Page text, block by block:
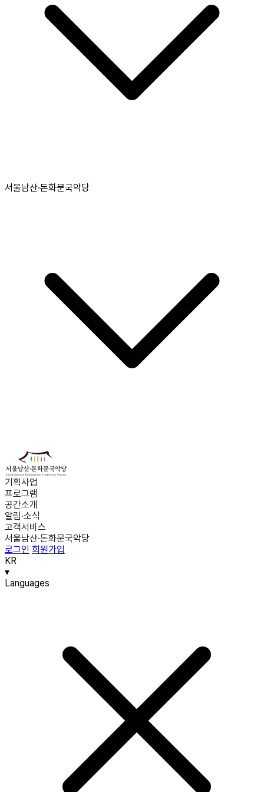
서울남산·돈화문국악당
기획사업
프로그램
공간소개
알림·소식
고객서비스
서울남산·돈화문국악당
로그인 회원가입
KR
▾
Languages